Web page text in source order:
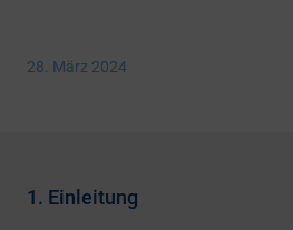
28. März 2024
1. Einleitung